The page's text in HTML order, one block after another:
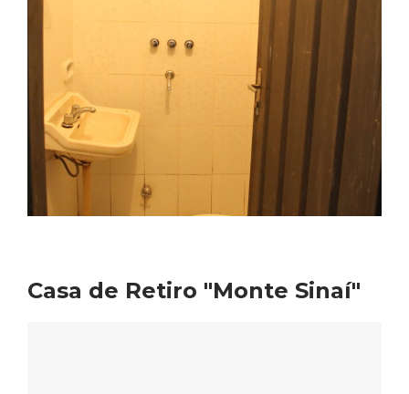
Casa de Retiro "Monte Sinaí"